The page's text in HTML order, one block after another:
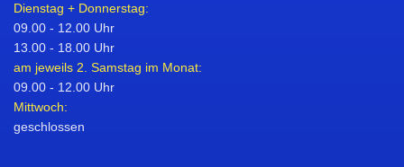
Dienstag + Donnerstag:
09.00 - 12.00 Uhr
13.00 - 18.00 Uhr
am jeweils 2. Samstag im Monat:
09.00 - 12.00 Uhr
Mittwoch:
geschlossen